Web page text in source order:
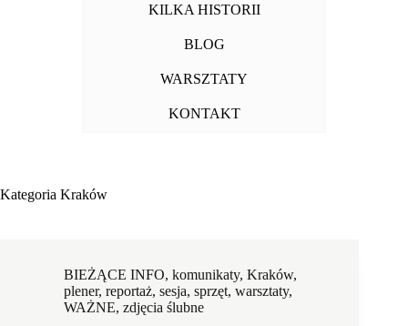
KILKA HISTORII
BLOG
WARSZTATY
KONTAKT
Kategoria Kraków
BIEŻĄCE INFO, komunikaty, Kraków,
plener, reportaż, sesja, sprzęt, warsztaty,
WAŻNE, zdjęcia ślubne